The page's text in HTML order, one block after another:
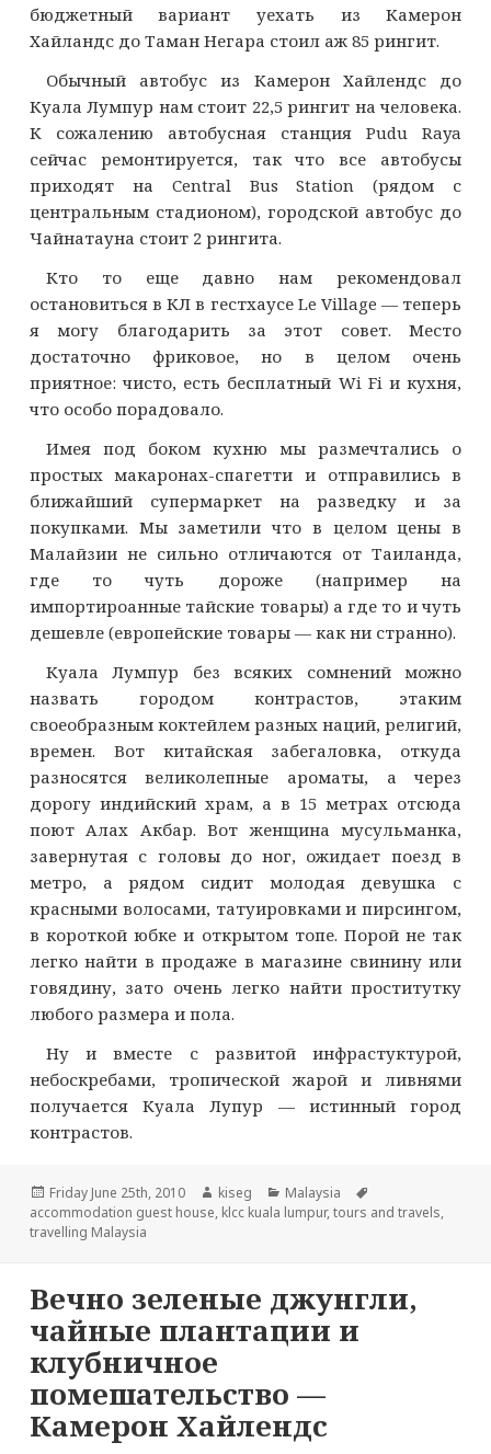
бюджетный вариант уехать из Камерон
Хайландс до Таман Негара стоил аж 85 рингит.
Обычный автобус из Камерон Хайлендс до
Куала Лумпур нам стоит 22,5 рингит на человека.
К сожалению автобусная станция Pudu Raya
сейчас ремонтируется, так что все автобусы
приходят на Central Bus Station (рядом с
центральным стадионом), городской автобус до
Чайнатауна стоит 2 рингита.
Кто то еще давно нам рекомендовал
остановиться в КЛ в гестхаусе Le Village — теперь
я могу благодарить за этот совет. Место
достаточно фриковое, но в целом очень
приятное: чисто, есть бесплатный Wi Fi и кухня,
что особо порадовало.
Имея под боком кухню мы размечтались о
простых макаронах-спагетти и отправились в
ближайший супермаркет на разведку и за
покупками. Мы заметили что в целом цены в
Малайзии не сильно отличаются от Таиланда,
где то чуть дороже (например на
импортироанные тайские товары) а где то и чуть
дешевле (европейские товары — как ни странно).
Куала Лумпур без всяких сомнений можно
назвать городом контрастов, этаким
своеобразным коктейлем разных наций, религий,
времен. Вот китайская забегаловка, откуда
разносятся великолепные ароматы, а через
дорогу индийский храм, а в 15 метрах отсюда
поют Алах Акбар. Вот женщина мусульманка,
завернутая с головы до ног, ожидает поезд в
метро, а рядом сидит молодая девушка с
красными волосами, татуировками и пирсингом,
в короткой юбке и открытом топе. Порой не так
легко найти в продаже в магазине свинину или
говядину, зато очень легко найти проститутку
любого размера и пола.
Ну и вместе с развитой инфрастуктурой,
небоскребами, тропической жарой и ливнями
получается Куала Лупур — истинный город
контрастов.
Опубликовано
Friday June 25th, 2010 Автор
kiseg Рубрики
Malaysia
accommodation guest house, klcc kuala lumpur,tours and travels,
travelling Malaysia
Вечно зеленые джунгли,
чайные плантации и
клубничное
помешательство —
Камерон Хайлендс